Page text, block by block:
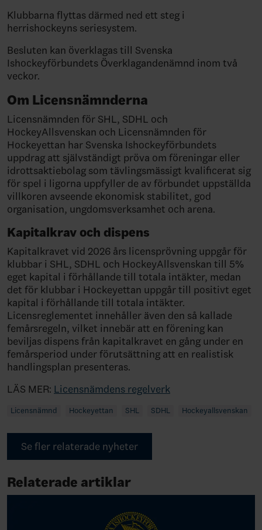
Klubbarna flyttas därmed ned ett steg i
herrishockeyns seriesystem.
Besluten kan överklagas till Svenska
Ishockeyförbundets Överklagandenämnd inom två
veckor.
Om Licensnämnderna
Licensnämnden för SHL, SDHL och
HockeyAllsvenskan och Licensnämnden för
Hockeyettan har Svenska Ishockeyförbundets
uppdrag att självständigt pröva om föreningar eller
idrottsaktiebolag som tävlingsmässigt kvalificerat sig
för spel i ligorna uppfyller de av förbundet uppställda
villkoren avseende ekonomisk stabilitet, god
organisation, ungdomsverksamhet och arena.
Kapitalkrav och dispens
Kapitalkravet vid 2026 års licensprövning uppgår för
klubbar i SHL, SDHL och HockeyAllsvenskan till 5%
eget kapital i förhållande till totala intäkter, medan
det för klubbar i Hockeyettan uppgår till positivt eget
kapital i förhållande till totala intäkter.
Licensreglementet innehåller även den så kallade
femårsregeln, vilket innebär att en förening kan
beviljas dispens från kapitalkravet en gång under en
femårsperiod under förutsättning att en realistisk
handlingsplan presenteras.
LÄS MER: Licensnämdens regelverk
Licensnämnd Hockeyettan SHL SDHL Hockeyallsvenskan
Se fler relaterade nyheter
Relaterade artiklar